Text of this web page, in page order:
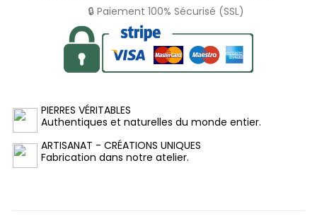
🔒 Paiement 100% Sécurisé (SSL)
PIERRES VÉRITABLES
Authentiques et naturelles du monde entier.
ARTISANAT - CRÉATIONS UNIQUES
Fabrication dans notre atelier.